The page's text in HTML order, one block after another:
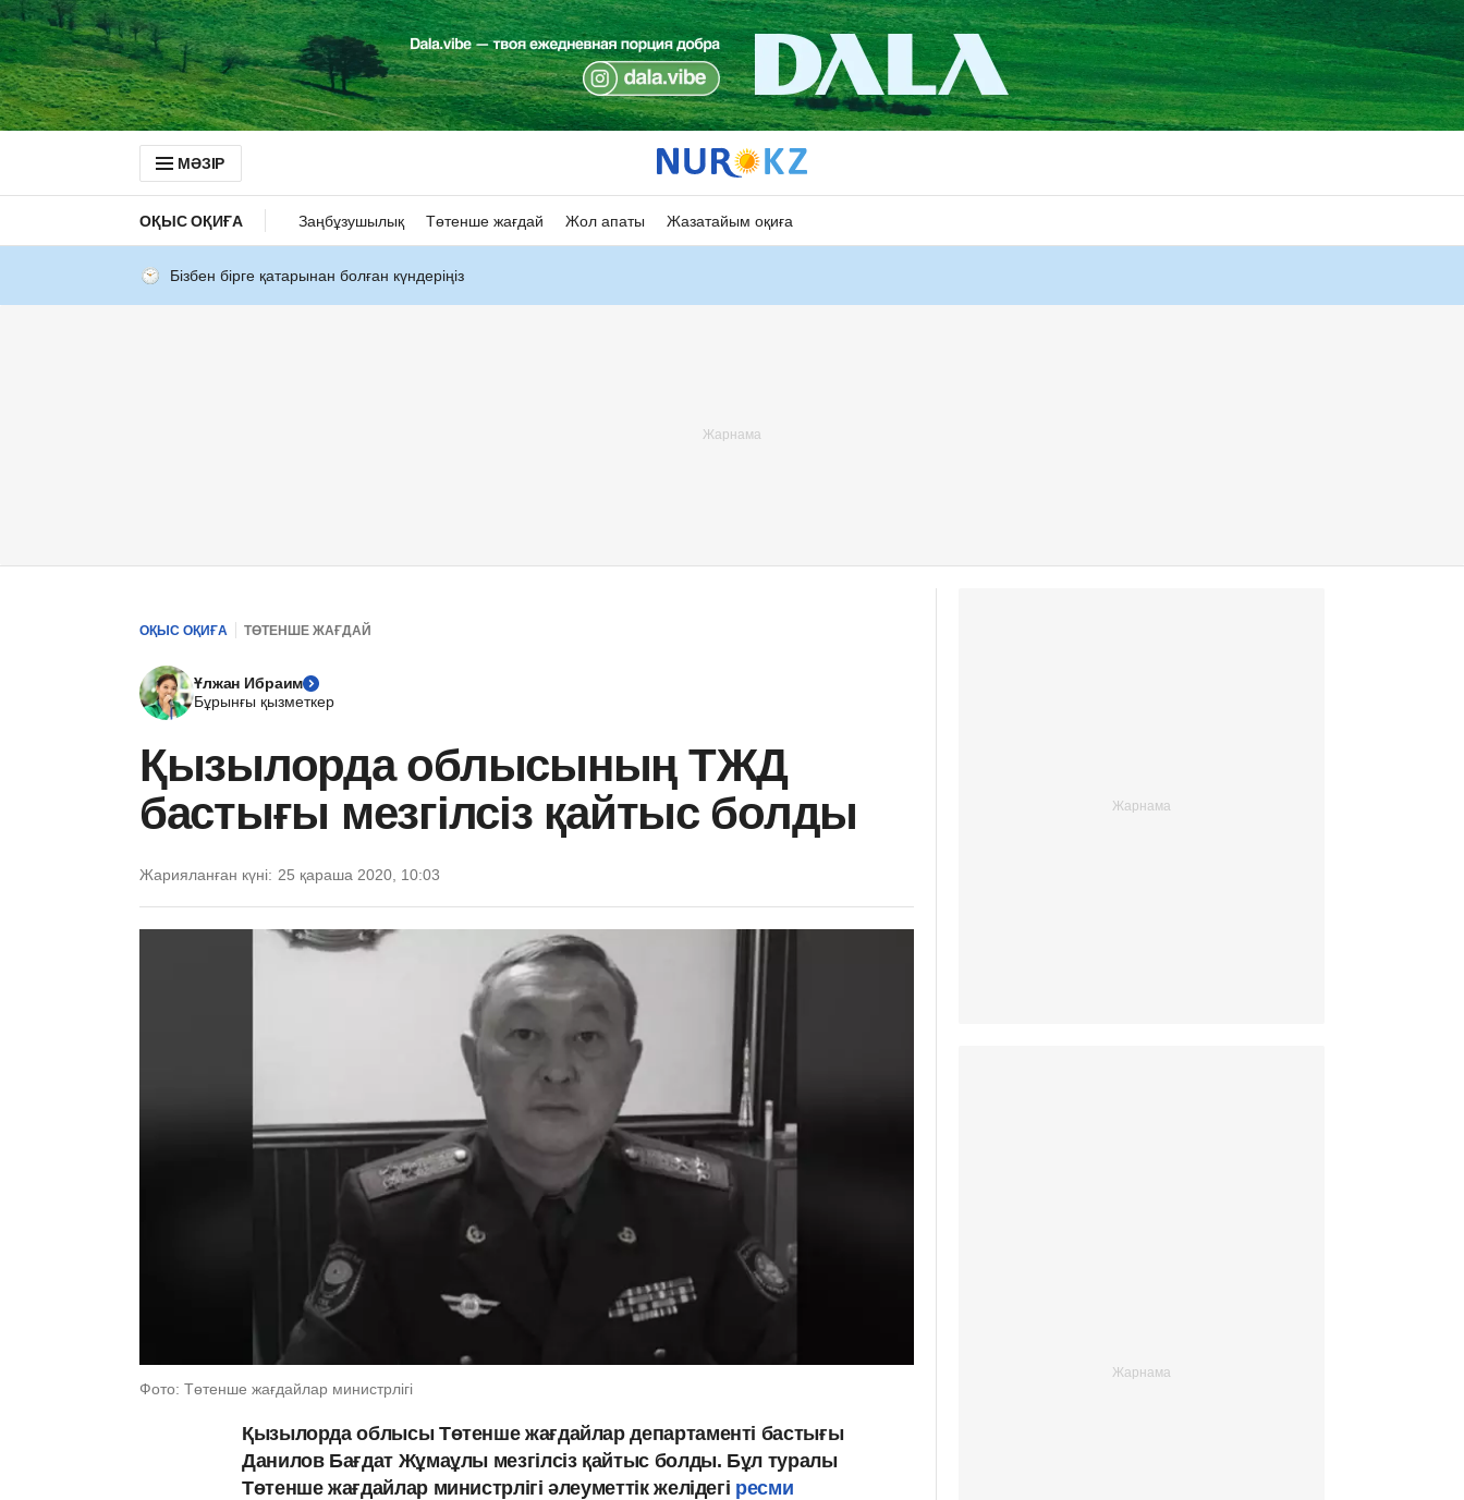
МӘЗІР
ОҚЫС ОҚИҒА Заңбұзушылық Төтенше жағдай Жол апаты Жазатайым оқиға
Бізбен бірге қатарынан болған күндеріңіз
ОҚЫС ОҚИҒА ТӨТЕНШЕ ЖАҒДАЙ
Ұлжан Ибраим
Бұрынғы қызметкер
Қызылорда облысының ТЖД
бастығы мезгілсіз қайтыс болды
Жарияланған күні: 25 қараша 2020, 10:03
Фото: Төтенше жағдайлар министрлігі
Қызылорда облысы Төтенше жағдайлар департаменті бастығы
Данилов Бағдат Жұмаұлы мезгілсіз қайтыс болды. Бұл туралы
Төтенше жағдайлар министрлігі әлеуметтік желідегі ресми